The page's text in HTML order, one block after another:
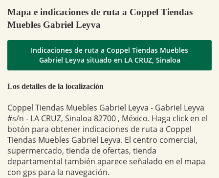
Mapa e indicaciones de ruta a Coppel Tiendas
Muebles Gabriel Leyva
Indicaciones de ruta a Coppel Tiendas Muebles
Gabriel Leyva situado en LA CRUZ, Sinaloa
Los detalles de la localización
Coppel Tiendas Muebles Gabriel Leyva - Gabriel Leyva
#s/n - LA CRUZ, Sinaloa 82700 , México. Haga click en el
botón para obtener indicaciones de ruta a Coppel
Tiendas Muebles Gabriel Leyva. El centro comercial,
supermercado, tienda de ofertas, tienda
departamental también aparece señalado en el mapa
con gps para la navegación.